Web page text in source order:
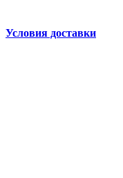
Условия доставки